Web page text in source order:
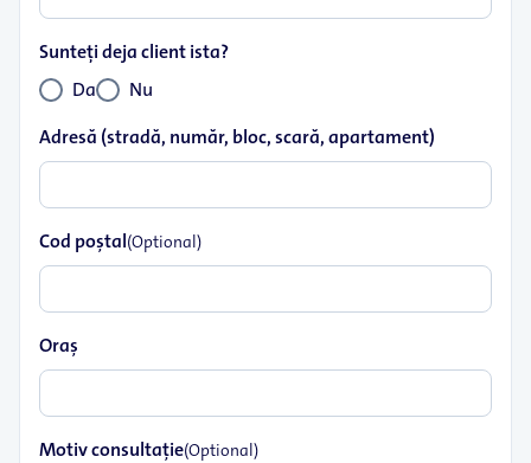
Sunteţi deja client ista?
Da
Nu
Adresă (stradă, număr, bloc, scară, apartament)
Cod poştal(Optional)
Oraş
Motiv consultație(Optional)